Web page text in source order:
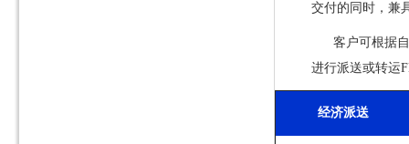
交付的同时，兼
客户可根据
进行派送或转运
经济派送